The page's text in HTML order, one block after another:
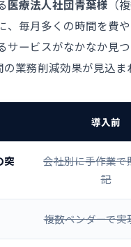
医療法人社団青葉様 （
、毎月多くの時間を費
サービスがなかなか見
業務削減効果が見込ま
導入前
突
会社別に手作業で
記
複数ベンダーで実